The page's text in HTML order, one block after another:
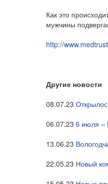
Как это
мужчины
http://
Другие новости
08.07.23
06.07.23 6 июля –
13.06.23
22.05.23 Новый